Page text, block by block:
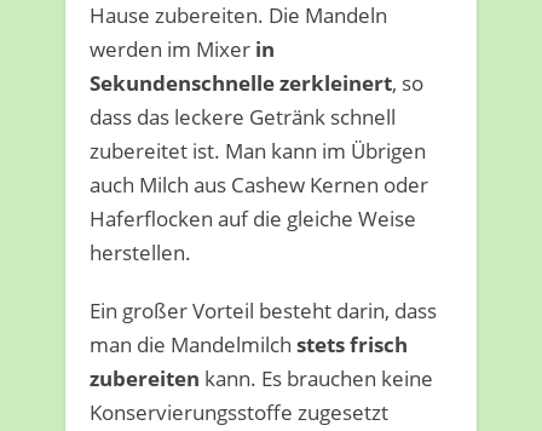
Hause zubereiten. Die Mandeln
werden im Mixer in
Sekundenschnelle zerkleinert, so
dass das leckere Getränk schnell
zubereitet ist. Man kann im Übrigen
auch Milch aus Cashew Kernen oder
Haferflocken auf die gleiche Weise
herstellen.
Ein großer Vorteil besteht darin, dass
man die Mandelmilch stets frisch
zubereiten kann. Es brauchen keine
Konservierungsstoffe zugesetzt